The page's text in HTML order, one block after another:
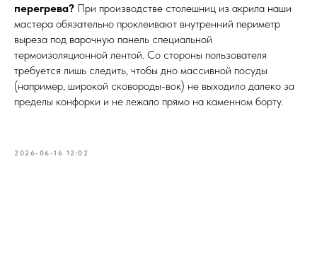
перегрева? При производстве столешниц из акрила наши
мастера обязательно проклеивают внутренний периметр
выреза под варочную панель специальной
термоизоляционной лентой. Со стороны пользователя
требуется лишь следить, чтобы дно массивной посуды
(например, широкой сковороды-вок) не выходило далеко за
пределы конфорки и не лежало прямо на каменном борту.
2026-06-16 12:02